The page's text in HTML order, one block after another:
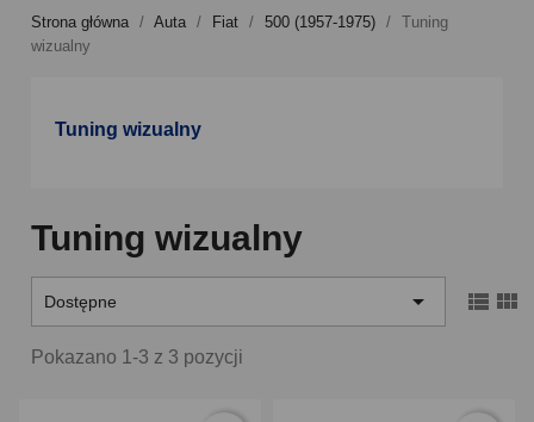
Strona główna Auta Fiat 500 (1957-1975)
Tuning
wizualny
Tuning wizualny
Tuning wizualny
Dostępne   
Pokazano 1-3 z 3 pozycji